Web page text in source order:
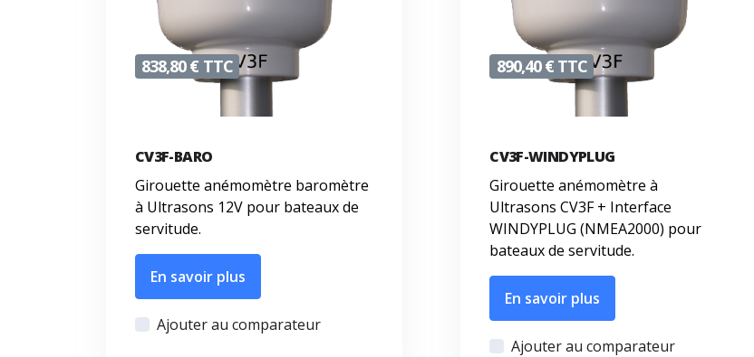
838,80 € TTC
CV3F-BARO
Girouette anémomètre baromètre
à Ultrasons 12V pour bateaux de
servitude.
En savoir plus
Ajouter au comparateur
890,40 € TTC
CV3F-WINDYPLUG
Girouette anémomètre à
Ultrasons CV3F + Interface
WINDYPLUG (NMEA2000) pour
bateaux de servitude.
En savoir plus
Ajouter au comparateur